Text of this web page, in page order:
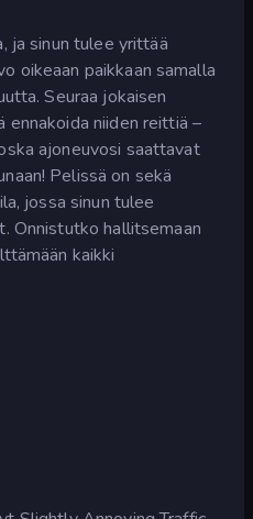
ja sinun tulee yrittää
oikeaan paikkaan samalla
Seuraa jokaisen
niiden reittiä –
ajoneuvosi saattavat
Pelissä on sekä
jossa sinun tulee
Onnistutko hallitsemaan
kaikki